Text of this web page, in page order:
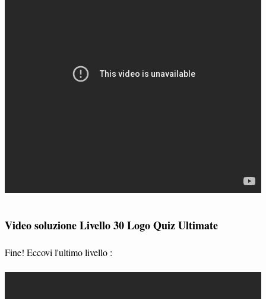
Video soluzione Livello 30 Logo Quiz Ultimate
Fine! Eccovi l'ultimo livello :